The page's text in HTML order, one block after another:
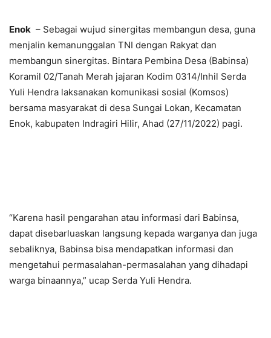
Enok – Sebagai wujud sinergitas membangun desa, guna
menjalin kemanunggalan TNI dengan Rakyat dan
membangun sinergitas. Bintara Pembina Desa (Babinsa)
Koramil 02/Tanah Merah jajaran Kodim 0314/Inhil Serda
Yuli Hendra laksanakan komunikasi sosial (Komsos)
bersama masyarakat di desa Sungai Lokan, Kecamatan
Enok, kabupaten Indragiri Hilir, Ahad (27/11/2022) pagi.
“Karena hasil pengarahan atau informasi dari Babinsa,
dapat disebarluaskan langsung kepada warganya dan juga
sebaliknya, Babinsa bisa mendapatkan informasi dan
mengetahui permasalahan-permasalahan yang dihadapi
warga binaannya,” ucap Serda Yuli Hendra.